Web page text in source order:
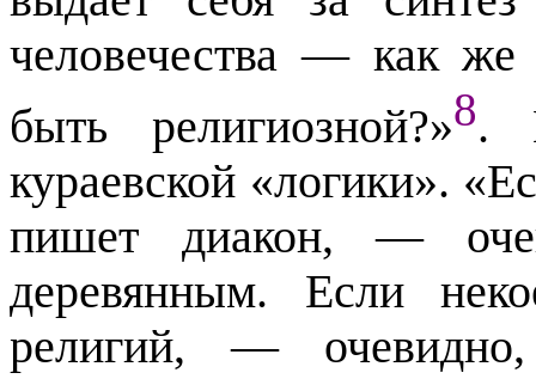
человечества — как
быть религиозной?»8.
кураевской «логики».
пишет диакон, —
деревянным. Если
религий, — очевидно,